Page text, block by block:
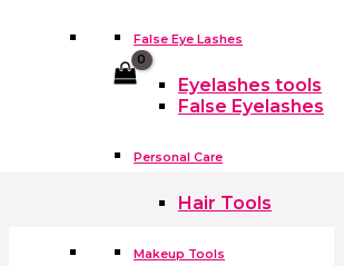
False Eye Lashes
Eyelashes tools
False Eyelashes
Personal Care
Hair Tools
Makeup Tools